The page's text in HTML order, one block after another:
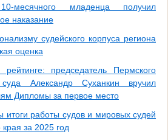
месячного младенца получил
наказание
судейского корпуса региона
оценка
председатель Пермского
суда Александр Суханкин вручил
Дипломы за первое место
итоги работы судов и мировых судей
за 2025 год